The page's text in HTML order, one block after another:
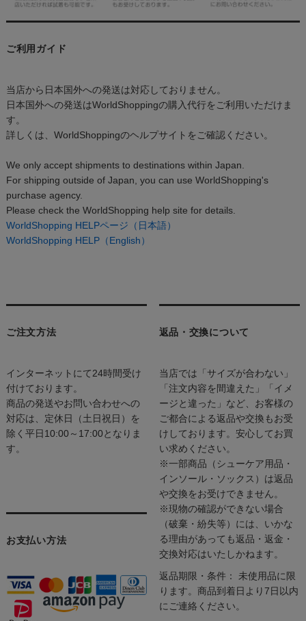
ご利用ガイド
当店から日本国外への発送は対応しておりません。
日本国外への発送はWorldShoppingの購入代行をご利用いただけま
す。
詳しくは、WorldShoppingのヘルプサイトをご確認ください。
We only accept shipments to destinations within Japan.
For shipping outside of Japan, you can use WorldShopping's
purchase agency.
Please check the WorldShopping help site for details.
WorldShopping HELPページ（日本語）
WorldShopping HELP（English）
ご注文方法
インターネットにて24時間受け
付けております。
商品の発送やお問い合わせへの
対応は、定休日（土日祝日）を
除く平日10:00～17:00となりま
す。
お支払い方法
返品・交換について
当店では「サイズが合わない」
「注文内容を間違えた」「イメ
ージと違った」など、お客様の
ご都合による返品や交換もお受
けしております。安心してお買
い求めください。
※一部商品（シューケア用品・
インソール・ソックス）は返品
や交換をお受けできません。
※現物の確認ができない場合
（破棄・紛失等）には、いかな
る理由があっても返品・返金・
交換対応はいたしかねます。
返品期限・条件： 未使用品に限
ります。商品到着日より7日以内
にご連絡ください。